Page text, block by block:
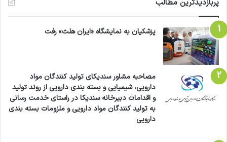
پربازدیدترین مطالب
پزشکیان به نمایشگاه «ایران هلث» رفت
مصاحبه مشاور سندیکای تولید کنندگان مواد
دارویی، شیمیایی و بسته بندی دارویی از روند تولید
و اقدامات دبیرخانه سندیکا در راستای خدمت رسانی
به تولید کنندگان مواد دارویی و ملزومات بسته بندی
دارویی